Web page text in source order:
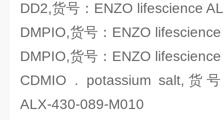
DD2,货号：ENZO lifescience
DMPIO,货号：ENZO
DMPIO,货号：ENZO
CDMIO . potassium salt,货
ALX-430-089-M010